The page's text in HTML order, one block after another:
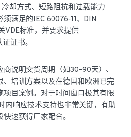
却方式、短路阻抗和过载能力
满足的IEC 60076‑11、DIN
VDE标准，并要求提供
证书。
说明交货周期（如30–90天）、
、培训方案以及在德国和欧洲已完
项目案例。对于时间窗口极其有限
内响应技术支持也非常关键，有助
速获得厂家配合。